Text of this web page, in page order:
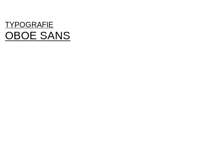
TYPOGRAFIE
OBOE SANS